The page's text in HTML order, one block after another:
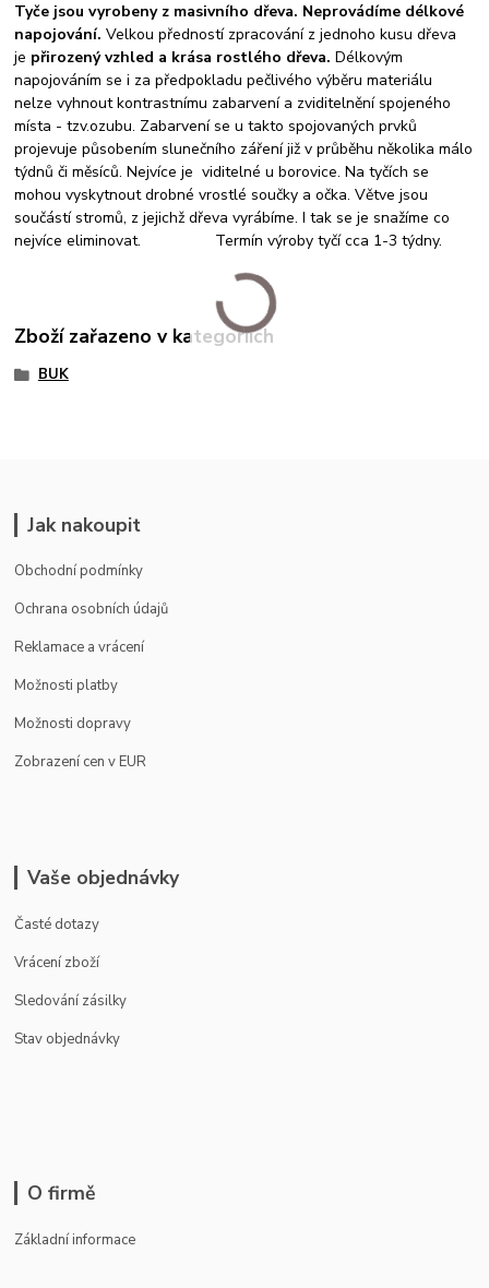
Tyče jsou vyrobeny z masivního dřeva. Neprovádíme délkové
napojování.Velkou předností zpracování z jednoho kusu dřeva
je přirozený vzhled a krása rostlého dřeva.Délkovým
napojováním se i za předpokladu pečlivého výběru materiálu
nelze vyhnout kontrastnímu zabarvení a zviditelnění spojeného
místa - tzv.ozubu. Zabarvení se u takto spojovaných prvků
projevuje působením slunečního záření již v průběhu několika málo
týdnů či měsíců. Nejvíce je viditelné u borovice. Na tyčích se
mohou vyskytnout drobné vrostlé součky a očka. Větve jsou
součástí stromů, z jejichž dřeva vyrábíme. I tak se je snažíme co
nejvíce eliminovat. Termín výroby tyčí cca 1-3 týdny.
Zboží zařazeno v kategoriích
BUK
Jak nakoupit
Obchodní podmínky
Ochrana osobních údajů
Reklamace a vrácení
Možnosti platby
Možnosti dopravy
Zobrazení cen v EUR
Vaše objednávky
Časté dotazy
Vrácení zboží
Sledování zásilky
Stav objednávky
O firmě
Základní informace